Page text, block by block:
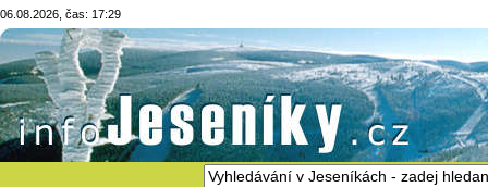
06.08.2026, čas: 17:29